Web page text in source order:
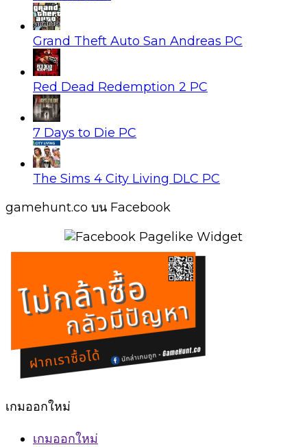
Grand Theft Auto San Andreas PC
Red Dead Redemption 2 PC
7 Days to Die PC
The Sims 4 City Living DLC PC
gamehunt.co บน Facebook
เกมออกใหม่
เกมออกใหม่